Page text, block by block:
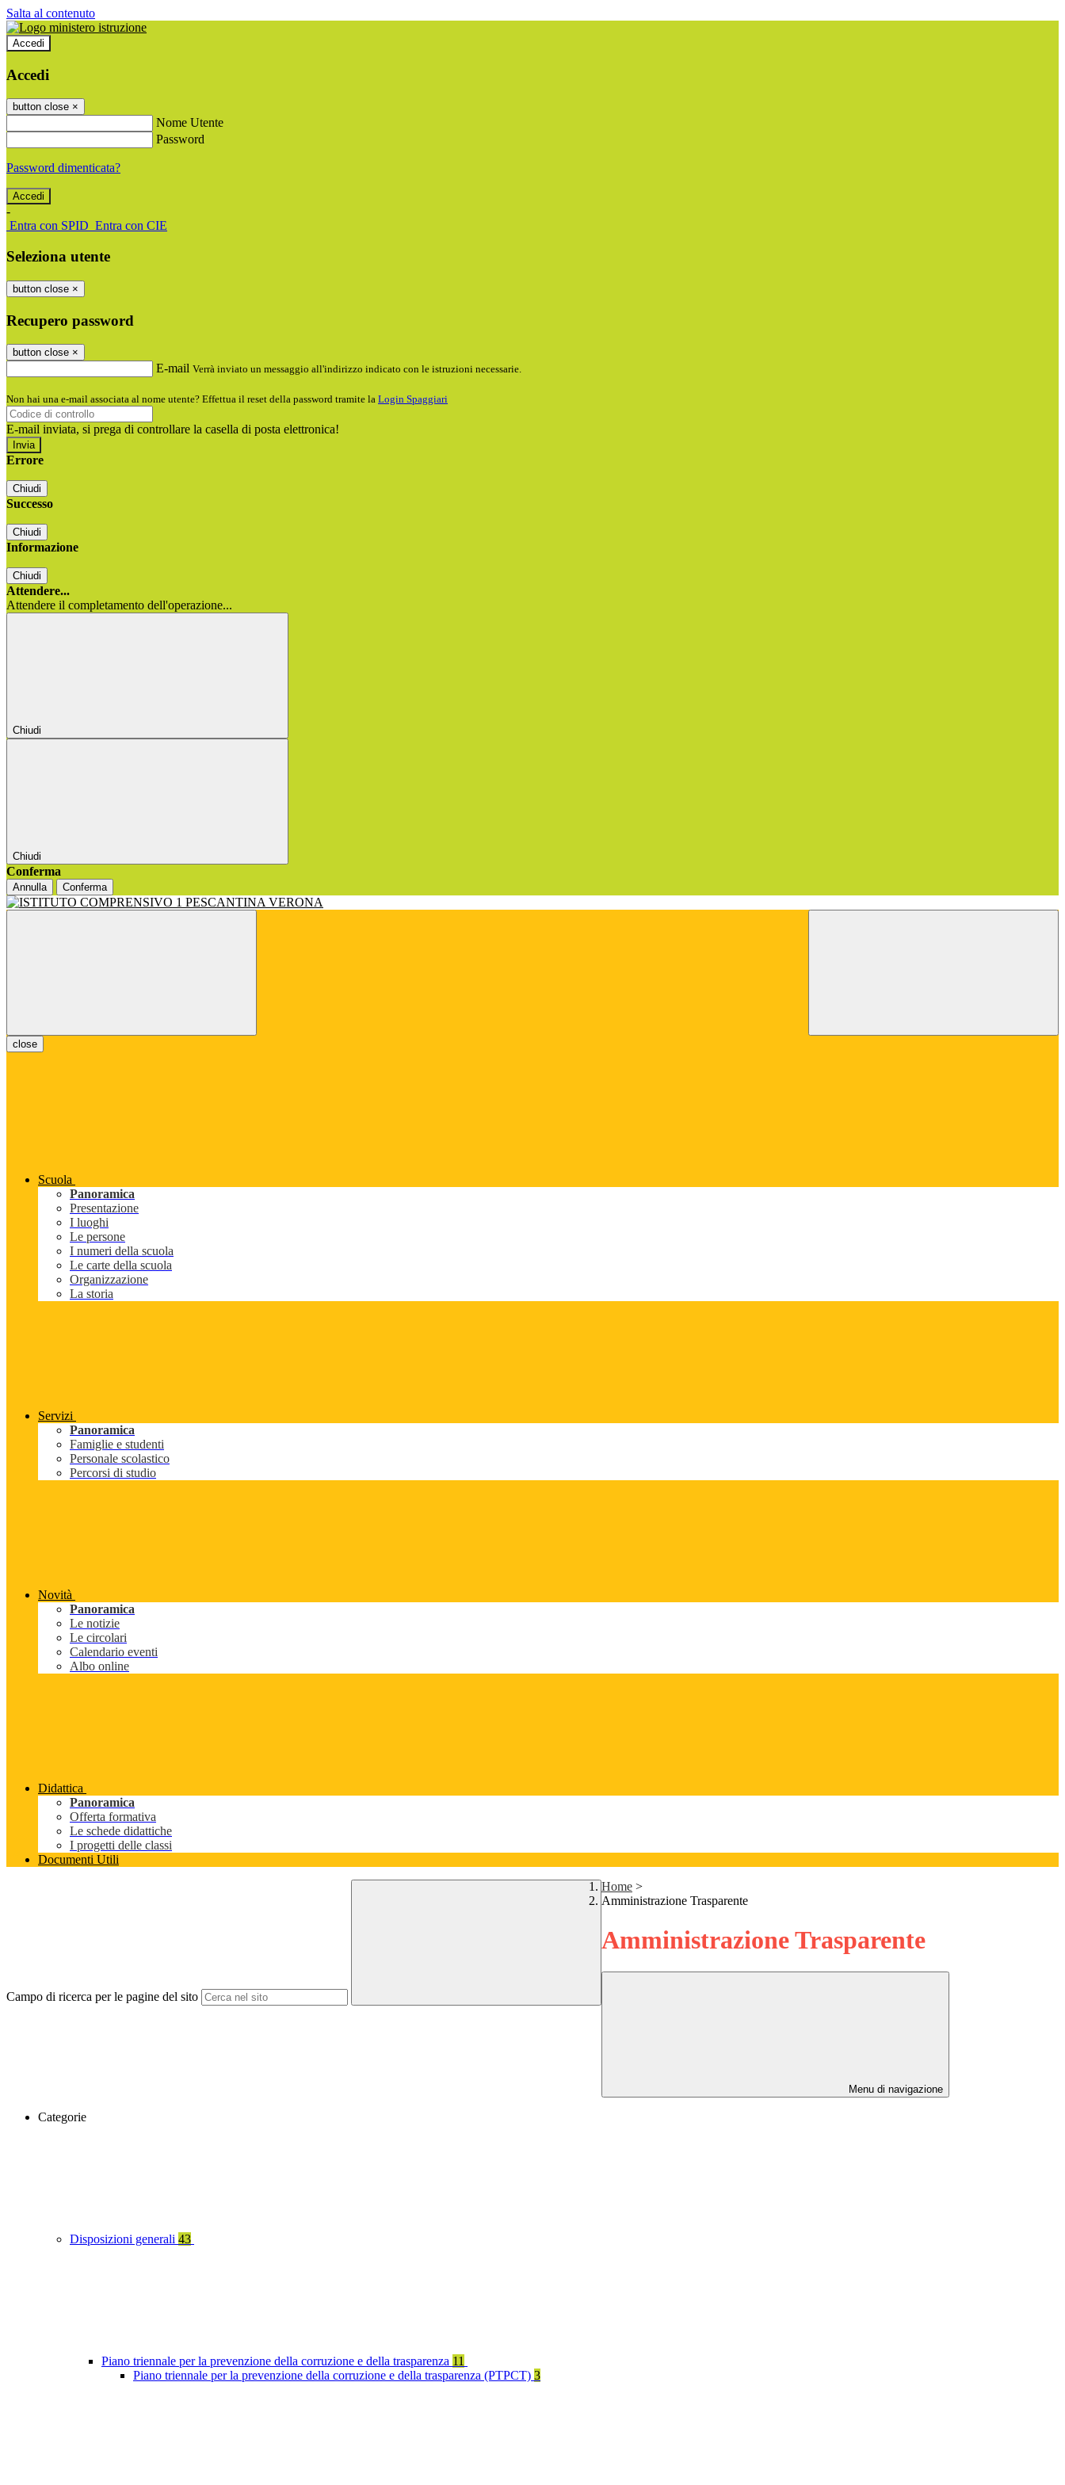
Salta al contenuto
Accedi
Accedi
button close ×
Nome Utente
Password
Password dimenticata?
-
Entra con SPID Entra con CIE
Seleziona utente
button close ×
Recupero password
button close ×
E-mail Verrà inviato un messaggio all'indirizzo indicato con le istruzioni necessarie.
Non hai una e-mail associata al nome utente? Effettua il reset della password tramite la Login Spaggiari
E-mail inviata, si prega di controllare la casella di posta elettronica!
Errore
Chiudi
Successo
Chiudi
Informazione
Chiudi
Attendere...
Attendere il completamento dell'operazione...
Chiudi
Chiudi
Conferma
Annulla Conferma
close
Scuola
Panoramica
Presentazione
I luoghi
Le persone
I numeri della scuola
Le carte della scuola
Organizzazione
La storia
Servizi
Panoramica
Famiglie e studenti
Personale scolastico
Percorsi di studio
Novità
Panoramica
Le notizie
Le circolari
Calendario eventi
Albo online
Didattica
Panoramica
Offerta formativa
Le schede didattiche
I progetti delle classi
Documenti Utili
Campo di ricerca per le pagine del sito
Home >
Amministrazione Trasparente
Amministrazione Trasparente
Menu di navigazione
Categorie
Disposizioni generali 43
Piano triennale per la prevenzione della corruzione e della trasparenza 11
Piano triennale per la prevenzione della corruzione e della trasparenza (PTPCT) 3